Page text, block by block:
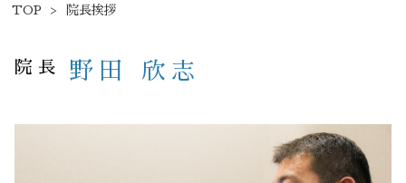
精密修復・セレック治療
セラミック・審美修復
TOP 院長挨拶
院長 野田 欣志